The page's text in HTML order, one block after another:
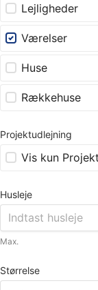
Lejligheder
Værelser
Huse
Rækkehuse
Projektudlejning
Vis kun
Husleje
Max.
Størrelse